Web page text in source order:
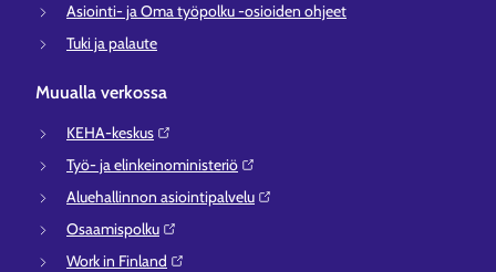
Asiointi- ja Oma työpolku -osioiden ohjeet
Tuki ja palaute
Muualla verkossa
KEHA-keskus⁠
Työ- ja elinkeinoministeriö⁠
Aluehallinnon asiointipalvelu⁠
Osaamispolku⁠
Work in Finland⁠